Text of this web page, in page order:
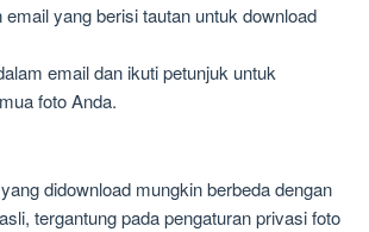
email yang berisi tautan untuk download
email dan ikuti petunjuk untuk
foto Anda.
didownload mungkin berbeda dengan
tergantung pada pengaturan privasi foto